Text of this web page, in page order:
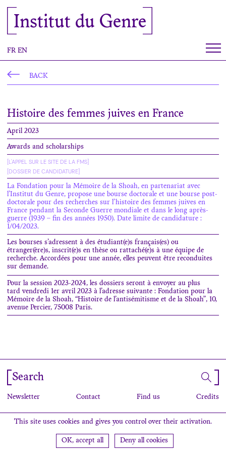
Institut du Genre
FR EN
BACK
Histoire des femmes juives en France
April 2023
Awards and scholarships
[L'APPEL SUR LE SITE DE LA FMS]
[DOSSIER DE CANDIDATURE]
La Fondation pour la Mémoire de la Shoah, en partenariat avec
l’Institut du Genre, propose une bourse doctorale et une bourse post-
doctorale pour des recherches sur l’histoire des femmes juives en
France pendant la Seconde Guerre mondiale et dans le long après-
guerre (1939 – fin des années 1950). Date limite de candidature :
1/04/2023.
Les bourses s’adressent à des étudiant(e)s français(es) ou
étranger(ère)s, inscrit(e)s en thèse ou rattaché(e)s à une équipe de
recherche. Accordées pour une année, elles peuvent être reconduites
sur demande.
Pour la session 2023-2024, les dossiers seront à envoyer au plus
tard vendredi 1er avril 2023 à l’adresse suivante : Fondation pour la
Mémoire de la Shoah, “Histoire de l’antisémitisme et de la Shoah”, 10,
avenue Percier, 75008 Paris.
Search
Newsletter Contact Find us Credits
This site uses cookies and gives you control over their activation.
OK, accept all Deny all cookies